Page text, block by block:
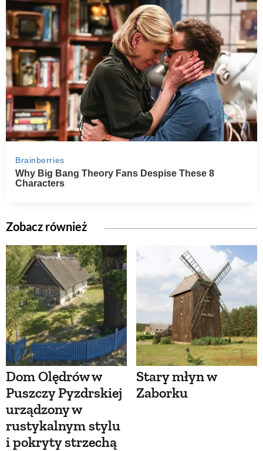
Zobacz również
Dom Olędrów w
Puszczy Pyzdrskiej
urządzony w
rustykalnym stylu
i pokryty strzechą
Stary młyn w
Zaborku